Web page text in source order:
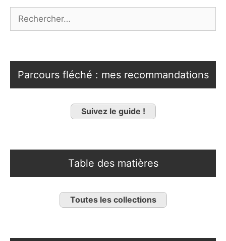
Parcours fléché : mes recommandations
Suivez le guide !
Table des matières
Toutes les collections